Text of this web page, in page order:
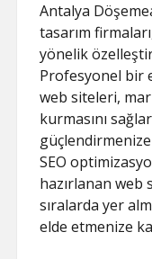
Antalya
tasarım
yönelik
Profesyonel bir
web siteleri,
kurmasını
güçlendirmenize
SEO
hazırlanan web
sıralarda yer
elde etmenize